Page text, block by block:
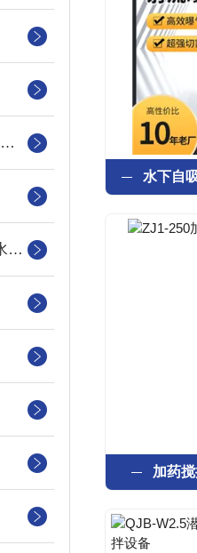
PZG型转鼓式格栅破碎机
AS、AV型无堵塞潜水吸砂泵
加药